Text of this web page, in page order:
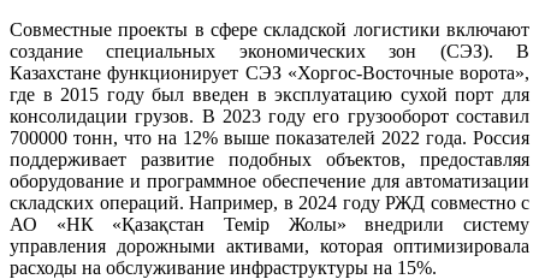
Совместные проекты в сфере складской логистики включают
создание специальных экономических зон (СЭЗ). В
Казахстане функционирует СЭЗ «Хоргос-Восточные ворота»,
где в 2015 году был введен в эксплуатацию сухой порт для
консолидации грузов. В 2023 году его грузооборот составил
700000 тонн, что на 12% выше показателей 2022 года. Россия
поддерживает развитие подобных объектов, предоставляя
оборудование и программное обеспечение для автоматизации
складских операций. Например, в 2024 году РЖД совместно с
АО «НК «Қазақстан Темір Жолы» внедрили систему
управления дорожными активами, которая оптимизировала
расходы на обслуживание инфраструктуры на 15%.